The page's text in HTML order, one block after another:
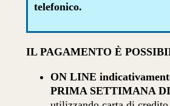
telefonico.
IL PAGAMENTO È
ON LINE
PRIMA SETTIMANA